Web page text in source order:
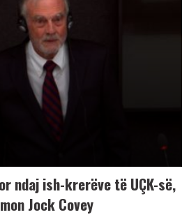
ndaj ish-krerëve të UÇK-së,
Jock Covey